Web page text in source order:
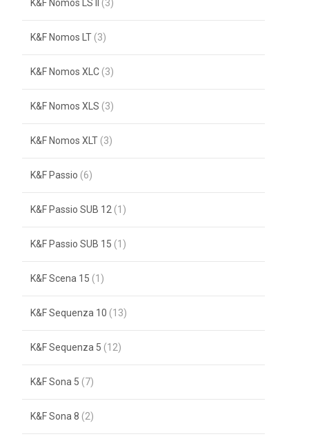
K&F Nomos LS II (3)
K&F Nomos LT (3)
K&F Nomos XLC (3)
K&F Nomos XLS (3)
K&F Nomos XLT (3)
K&F Passio (6)
K&F Passio SUB 12 (1)
K&F Passio SUB 15 (1)
K&F Scena 15 (1)
K&F Sequenza 10 (13)
K&F Sequenza 5 (12)
K&F Sona 5 (7)
K&F Sona 8 (2)